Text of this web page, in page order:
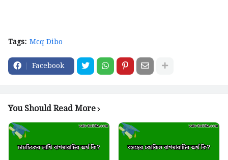
Tags: Mcq Dibo
Facebook
You Should Read More